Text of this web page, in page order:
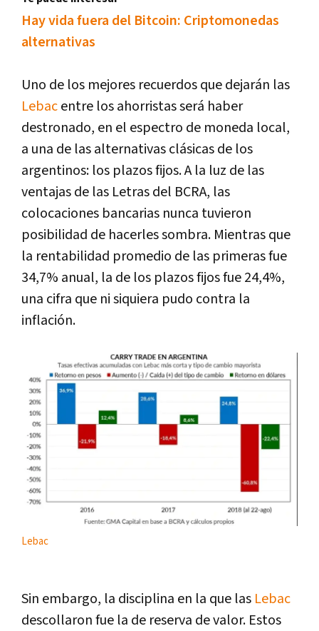
Hay vida fuera del Bitcoin: Criptomonedas
alternativas
Uno de los mejores recuerdos que dejarán las
Lebacentre los ahorristas será haber
destronado, en el espectro de moneda local,
a una de las alternativas clásicas de los
argentinos: los plazos fijos. A la luz de las
ventajas de las Letras del BCRA, las
colocaciones bancarias nunca tuvieron
posibilidad de hacerles sombra. Mientras que
la rentabilidad promedio de las primeras fue
34,7% anual, la de los plazos fijos fue 24,4%,
una cifra que ni siquiera pudo contra la
inflación.
Lebac
Sin embargo, la disciplina en la que las Lebac
descollaron fue la de reserva de valor. Estos